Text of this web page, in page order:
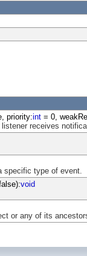
priority:int = 0,
receives
specific type of event.
void
or any of its